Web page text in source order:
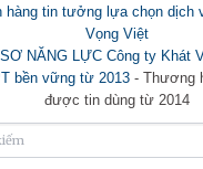
hàng tin tưởng lựa chọn dịch
Vọng Việt
NĂNG LỰC Công ty Khát
bền vững từ 2013- Thương
được tin dùng từ 2014